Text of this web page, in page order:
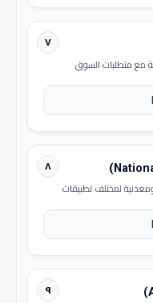
٧
مع متطلبات السوق
٨
ومعدنية لمختلف تطبيقات
٩